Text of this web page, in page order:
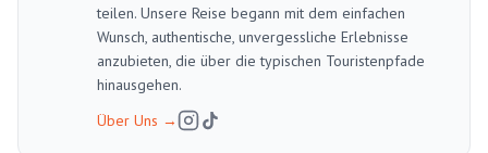
teilen. Unsere Reise begann mit dem einfachen
Wunsch, authentische, unvergessliche Erlebnisse
anzubieten, die über die typischen Touristenpfade
hinausgehen.
Über Uns →